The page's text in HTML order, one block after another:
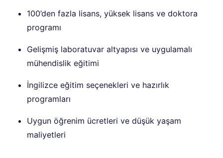
100’den fazla lisans, yüksek lisans ve doktora
programı
Gelişmiş laboratuvar altyapısı ve uygulamalı
mühendislik eğitimi
İngilizce eğitim seçenekleri ve hazırlık
programları
Uygun öğrenim ücretleri ve düşük yaşam
maliyetleri